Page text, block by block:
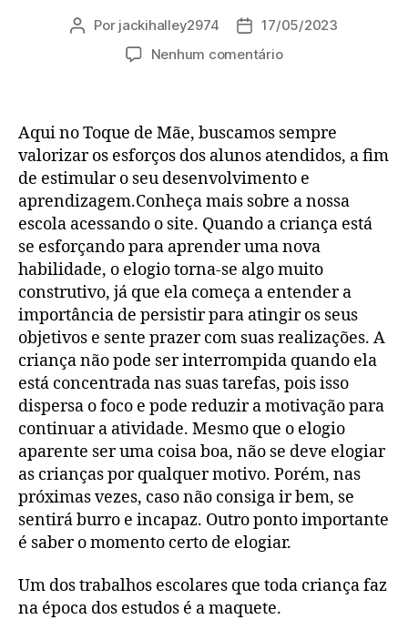
Autor
Por jackihalley2974
Data
de
17/05/2023
Nenhum comentárioem
Moldes
Especial
Plus
Size
Revista
Moda
Moldes
Especial
Vestidos
Ganhe
Dinheiro
Nº
77
Aqui no Toque de Mãe, buscamos sempre
valorizar os esforços dos alunos atendidos, a fim
de estimular o seu desenvolvimento e
aprendizagem.Conheça mais sobre a nossa
escola acessando o site. Quando a criança está
se esforçando para aprender uma nova
habilidade, o elogio torna-se algo muito
construtivo, já que ela começa a entender a
importância de persistir para atingir os seus
objetivos e sente prazer com suas realizações. A
criança não pode ser interrompida quando ela
está concentrada nas suas tarefas, pois isso
dispersa o foco e pode reduzir a motivação para
continuar a atividade. Mesmo que o elogio
aparente ser uma coisa boa, não se deve elogiar
as crianças por qualquer motivo. Porém, nas
próximas vezes, caso não consiga ir bem, se
sentirá burro e incapaz. Outro ponto importante
é saber o momento certo de elogiar.
Um dos trabalhos escolares que toda criança faz
na época dos estudos é a maquete.